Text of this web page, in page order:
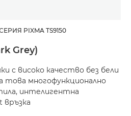
PIXMA TS9150
Grey)
с високо качество без бели
многофункционално
интелигентна
връзка